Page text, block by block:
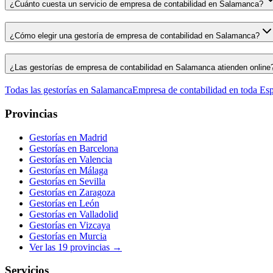
¿Cuánto cuesta un servicio de empresa de contabilidad en Salamanca?
¿Cómo elegir una gestoría de empresa de contabilidad en Salamanca?
¿Las gestorías de empresa de contabilidad en Salamanca atienden
Todas las gestorías en SalamancaEmpresa de contabilidad en toda
Provincias
Gestorías en Madrid
Gestorías en Barcelona
Gestorías en Valencia
Gestorías en Málaga
Gestorías en Sevilla
Gestorías en Zaragoza
Gestorías en León
Gestorías en Valladolid
Gestorías en Vizcaya
Gestorías en Murcia
Ver las 19 provincias →